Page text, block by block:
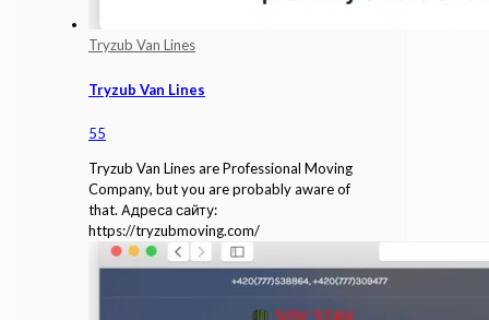
Tryzub Van Lines
Tryzub Van Lines
55
Tryzub Van Lines are Professional Moving
Company, but you are probably aware of
that. Адреса сайту:
https://tryzubmoving.com/